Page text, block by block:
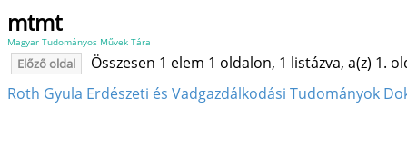
mtmt
Magyar Tudományos Művek Tára
Előző oldal
Összesen 1 elem 1 oldalon, 1 listázva, a(z) 1.
Roth Gyula Erdészeti és Vadgazdálkodási Tudományok